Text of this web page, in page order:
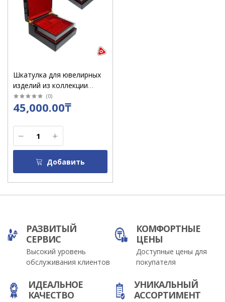
Шкатулка для ювелирных
изделий из коллекции
"Қаламқас", цвет черный
(0)
45,000.00₸
Добавить
РАЗВИТЫЙ
СЕРВИС
Высокий уровень
обслуживания клиентов
КОМФОРТНЫЕ
ЦЕНЫ
Доступные цены для
покупателя
ИДЕАЛЬНОЕ
КАЧЕСТВО
УНИКАЛЬНЫЙ
АССОРТИМЕНТ